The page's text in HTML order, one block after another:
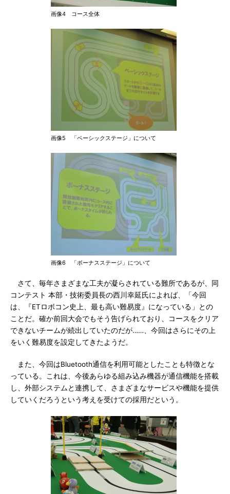
画像4 コース全体
画像5 「ベーシックステージ」について
画像6 「ボーナスステージ」について
さて、毎年さまざまな工夫が凝らされている難所であるが、同
コンテスト 本部・技術委員長の西川幸延氏によれば、「今回
は、『ETロボコン史上、最も高い難易度』になっている」との
ことだ。確か前回大会でもそう告げられており、コースをクリア
できないチームが続出していたのだが……、今回はさらにその上
をいく難易度を設定してきたようだ。
また、今回はBluetooth通信を利用可能としたことも特徴とな
っている。これは、今後あらゆる組み込み機器が通信機能を搭載
し、外部システムと連携して、さまざまなサービスや機能を提供
していくだろうという考えを受けての採用だという。